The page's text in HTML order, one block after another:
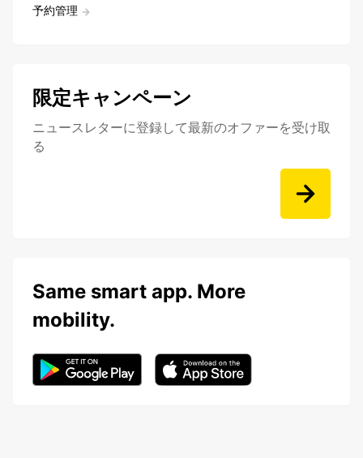
予約管理
限定キャンペーン
ニュースレターに登録して最新のオファーを受け取
る
Same smart app. More
mobility.